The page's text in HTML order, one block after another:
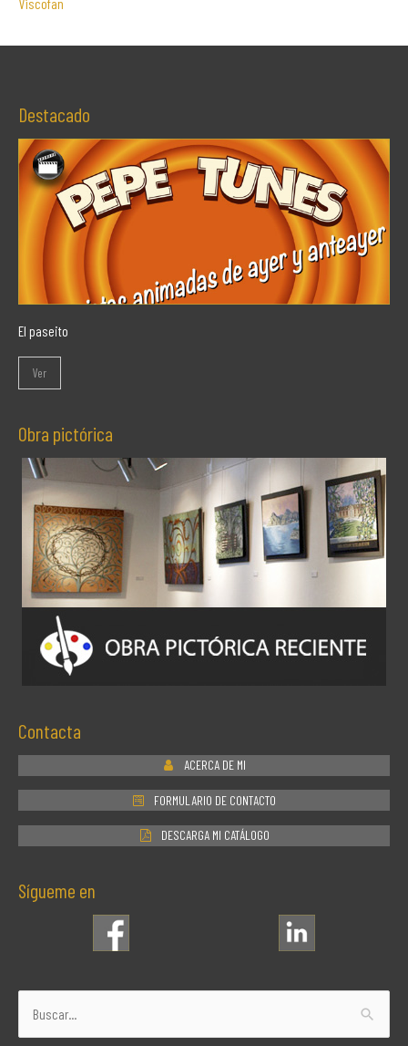
Destacado
El paseito
Ver
Obra pictórica
Contacta
ACERCA DE MI
FORMULARIO DE CONTACTO
DESCARGA MI CATÁLOGO
Sígueme en
Buscar
por: